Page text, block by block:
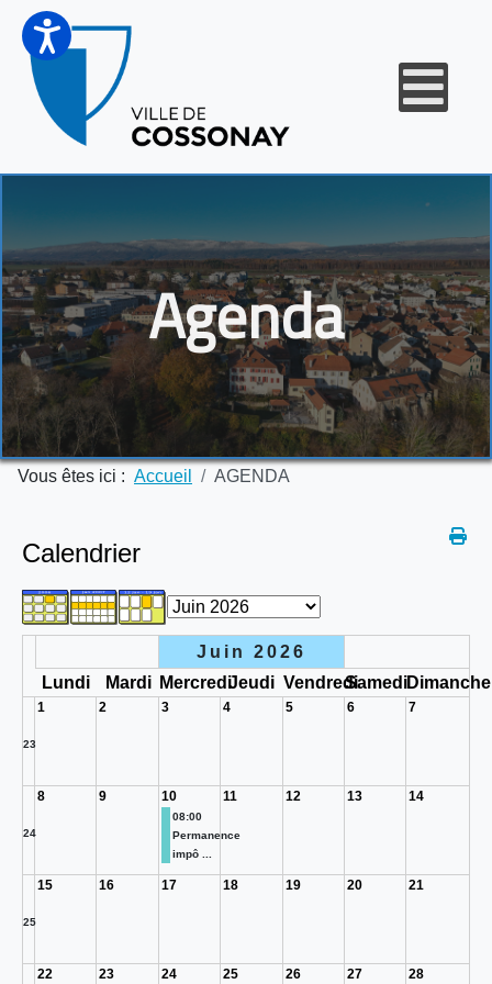
Agenda
Vous êtes ici : Accueil AGENDA
Calendrier
Juin 2026
Lundi
Mardi MercrediJeudi VendrediSamediDimanche
23
1 2 3 4 5 6 7
24
8 9 10
08:00
Permanence
impô ...
11 12 13 14
25
15 16 17 18 19 20 21
22 23 24 25 26 27 28